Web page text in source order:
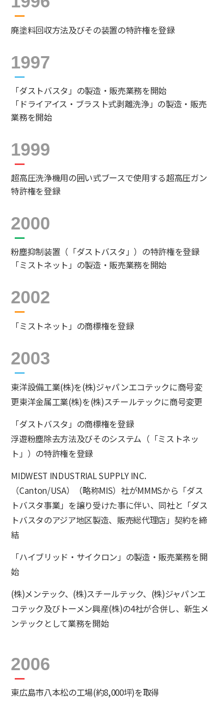
廃塗料回収方法及びその装置の特許権を登録
1997
「ダストバスタ」の製造・販売業務を開始
「ドライアイス・ブラスト式剥離洗浄」の製造・販売
業務を開始
1999
超高圧洗浄機用の囲い式ブースで使用する超高圧ガン
特許権を登録
2000
粉塵抑制装置（「ダストバスタ」）の特許権を登録
「ミストネット」の製造・販売業務を開始
2002
「ミストネット」の商標権を登録
2003
東洋設備工業(株)を(株)ジャパンエコテックに商号変
更東洋金属工業(株)を(株)スチールテックに商号変更
「ダストバスタ」の商標権を登録
浮遊粉塵除去方法及びそのシステム（「ミストネッ
ト」）の特許権を登録
MIDWEST INDUSTRIAL SUPPLY INC.
（Canton/USA）（略称MIS）社がMMMSから「ダス
トバスタ事業」を譲り受けた事に伴い、同社と「ダス
トバスタのアジア地区製造、販売総代理店」契約を締
結
「ハイブリッド・サイクロン」の製造・販売業務を開
始
(株)メンテック、(株)スチールテック、(株)ジャパンエ
コテック及びトーメン興産(株)の4社が合併し、新生メ
ンテックとして業務を開始
2006
東広島市八本松の工場(約8,000坪)を取得